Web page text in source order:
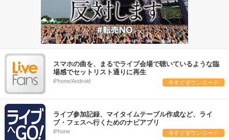
スマホの曲を、まるでライブ会場で聴いているような臨
場感でセットリスト通りに再生
iPhone/Android 今すぐダウンロード
ライブ参加記録、マイタイムテーブル作成など、ライ
ブ・フェスへ行くためのナビアプリ
iPhone 今すぐダウンロード